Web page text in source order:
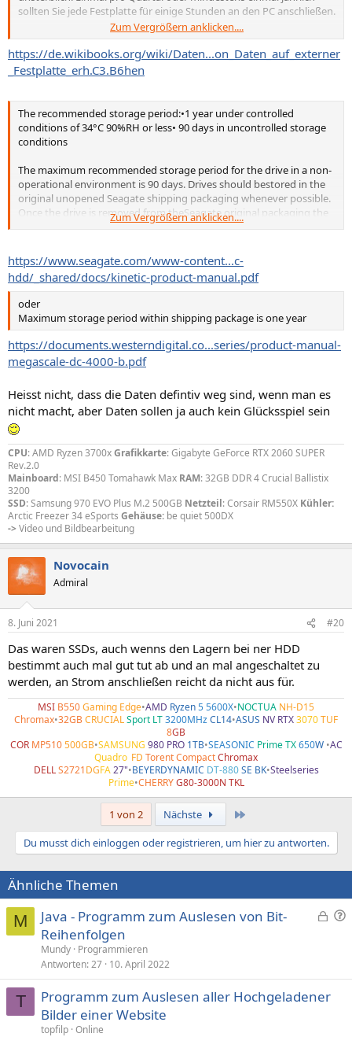
sollten Sie jede Festplatte für einige Stunden an den PC anschließen.
Das Schmiermittel in den Lagern der Festplatte verharzt und
wird hart, wenn die Festplatte lange nicht benutzt wird.
Es kommt zur Degeneration von Elektrolytkondensatoren,
Die Magnetisierung der Bits auf der Festplatte lässt
allmählich nach und muss deshalb von Zeit zu Zeit
aufgefrischt werden. Die Auffrischung geschieht, wenn die
Daten neu geschrieben werden.
Zum Vergrößern anklicken....
https://de.wikibooks.org/wiki/Daten...on_Daten_auf_externer
_Festplatte_erh.C3.B6hen
The recommended storage period:•1 year under controlled
conditions of 34°C 90%RH or less• 90 days in uncontrolled storage
conditions
The maximum recommended storage period for the drive in a non-
operational environment is 90 days. Drives should bestored in the
original unopened Seagate shipping packaging whenever possible.
Once the drive is removed from theSeagate original packaging the
recommended maximum period between drive operation cycles is
temperature, humidity, wet bulb, atmospheric conditions, shock,
vibration,magnetic and electrical field specifications should be
followed
Zum Vergrößern anklicken....
https://www.seagate.com/www-content...c-
hdd/_shared/docs/kinetic-product-manual.pdf
oder
Maximum storage period within shipping package is one year
https://documents.westerndigital.co...series/product-manual-
megascale-dc-4000-b.pdf
Heisst nicht, dass die Daten defintiv weg sind, wenn man es
nicht macht, aber Daten sollen ja auch kein Glücksspiel sein
CPU: AMD Ryzen 3700xGrafikkarte: Gigabyte GeForce RTX 2060 SUPER
Rev.2.0
Mainboard: MSI B450 Tomahawk Max RAM: 32GB DDR 4 Crucial Ballistix
3200
SSD: Samsung 970 EVO Plus M.2 500GB Netzteil: Corsair RM550X Kühler:
Arctic Freezer 34 eSports Gehäuse: be quiet 500DX
->Video und Bildbearbeitung
Novocain
Admiral
8. Juni 2021 #20
Das waren SSDs, auch wenns den Lagern bei ner HDD
bestimmt auch mal gut tut ab und an mal angeschaltet zu
werden, an Strom anschließen reicht da nicht aus für.
MSI B550Gaming Edge•AMD Ryzen5 5600X•NOCTUA NH-D15
Chromax•32GBCRUCIALSport LT3200MHzCL14•ASUS NV RTX3070TUF
8GB
COR MP510 500GB•SAMSUNG 980 PRO 1TB•SEASONIC Prime TX 650W•AC
Quadro FD Torent CompactChromax
DELL S2721DGFA 27"•BEYERDYNAMIC DT-880SE BK•Steelseries
Prime•CHERRY G80-3000N TKL
1 von 2 Nächste
Du musst dich einloggen oder registrieren, um hier zu antworten.
Ähnliche Themen
M
G
e
r
F
e
Java - Programm zum Auslesen von Bit-
Reihenfolgen
Mundy Programmieren
Antworten 27 10. April 2022
T
Programm zum Auslesen aller Hochgeladener
Bilder einer Website
topfilp Online